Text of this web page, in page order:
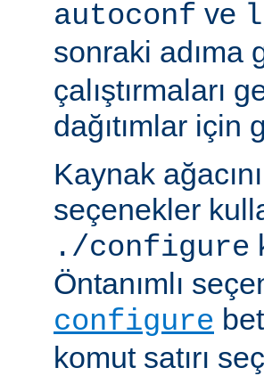
autoconf ve
sonraki adıma
çalıştırmaları
dağıtımlar için
Kaynak
seçenekler
./configure
Öntanımlı
configure
komut satırı